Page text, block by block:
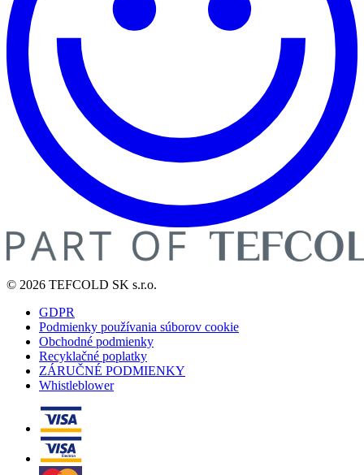
© 2026 TEFCOLD SK s.r.o.
GDPR
Podmienky používania súborov cookie
Obchodné podmienky
Recyklačné poplatky
ZÁRUČNÉ PODMIENKY
Whistleblower